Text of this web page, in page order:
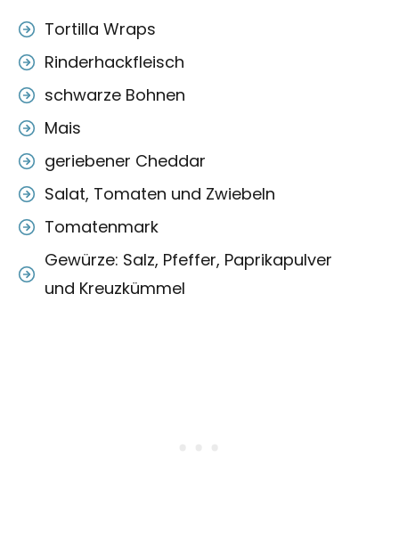
Tortilla Wraps
Rinderhackfleisch
schwarze Bohnen
Mais
geriebener Cheddar
Salat, Tomaten und Zwiebeln
Tomatenmark
Gewürze: Salz, Pfeffer, Paprikapulver
und Kreuzkümmel